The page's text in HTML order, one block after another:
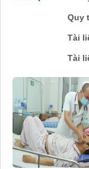
Quy
Tài
Tài